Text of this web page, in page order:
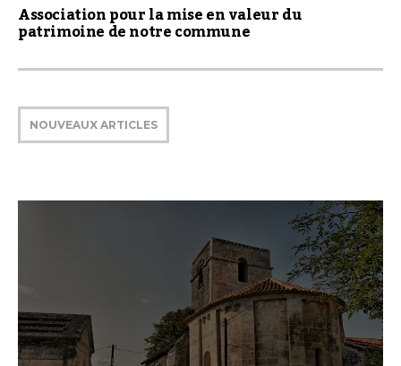
Association pour la mise en valeur du
patrimoine de notre commune
NOUVEAUX ARTICLES